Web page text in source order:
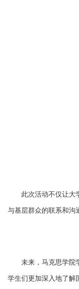
此次活动不仅让大
与基层群众的联系和沟
未来，马克思学院
学生们更加深入地了解